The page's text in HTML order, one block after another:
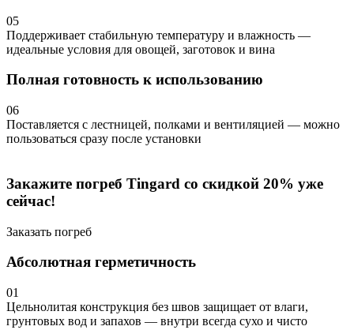
05
Поддерживает стабильную температуру и влажность —
идеальные условия для овощей, заготовок и вина
Полная готовность к использованию
06
Поставляется с лестницей, полками и вентиляцией — можно
пользоваться сразу после установки
Закажите погреб Tingard со скидкой 20% уже
сейчас!
Заказать погреб
Абсолютная герметичность
01
Цельнолитая конструкция без швов защищает от влаги,
грунтовых вод и запахов — внутри всегда сухо и чисто